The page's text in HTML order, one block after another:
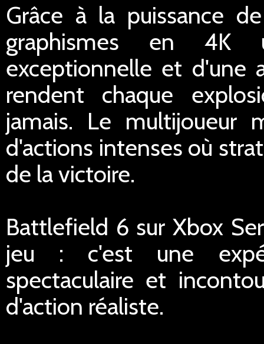
Grâce à la puissance
graphismes en 4K
exceptionnelle et d'une
rendent chaque
jamais. Le multijoueur
d'actions intenses où
de la victoire.
Battlefield 6 sur Xbox
jeu : c'est une
spectaculaire et
d'action réaliste.